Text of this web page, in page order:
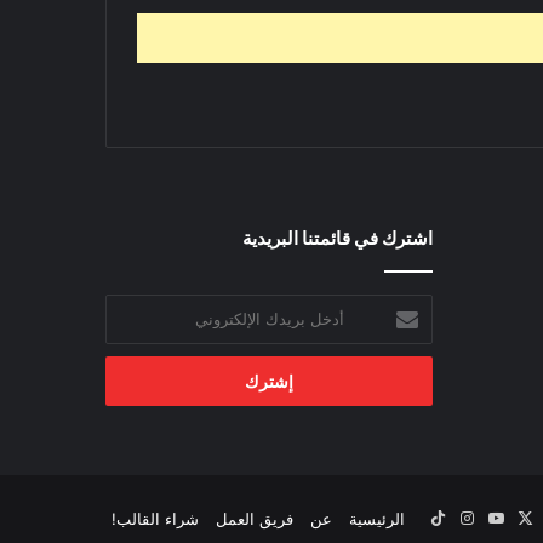
اشترك في قائمتنا البريدية
بريدك
الإلكتروني
الرئيسية عن فريق العمل شراء القالب! ‫YouTubeانستقرام‫TikTok